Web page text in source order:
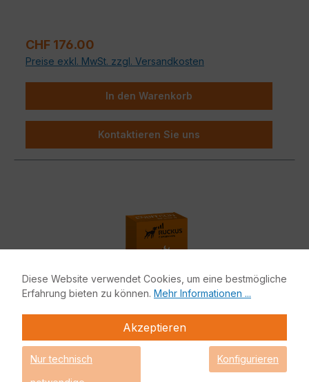
Regulärer Preis:
CHF 176.00
Preise exkl. MwSt. zzgl. Versandkosten
In den Warenkorb
Kontaktieren Sie uns
Ruckus Virtual SmartZone Support
Diese Website verwendet Cookies, um eine bestmögliche
Erfahrung bieten zu können. Mehr Informationen ...
Akzeptieren
Nur technisch
Konfigurieren